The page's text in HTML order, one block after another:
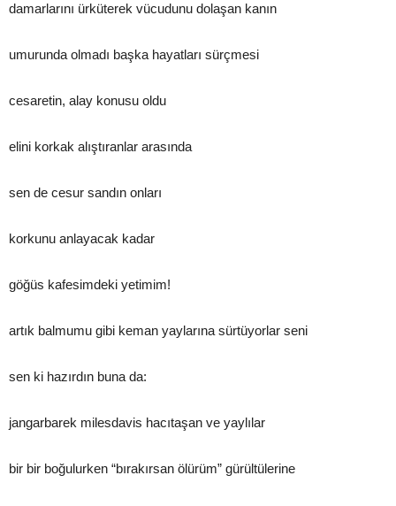
damarlarını ürküterek vücudunu dolaşan kanın
umurunda olmadı başka hayatları sürçmesi
cesaretin, alay konusu oldu
elini korkak alıştıranlar arasında
sen de cesur sandın onları
korkunu anlayacak kadar
göğüs kafesimdeki yetimim!
artık balmumu gibi keman yaylarına sürtüyorlar seni
sen ki hazırdın buna da:
jangarbarek milesdavis hacıtaşan ve yaylılar
bir bir boğulurken “bırakırsan ölürüm” gürültülerine